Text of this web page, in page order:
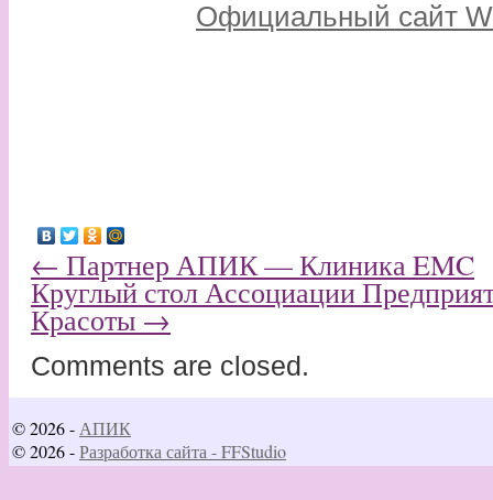
Официальный сайт
← Партнер АПИК — Клиника EMC
Круглый стол Ассоциации
Красоты→
Comments are closed.
© 2026 - АПИК
© 2026 -Разработка сайта - FFStudio